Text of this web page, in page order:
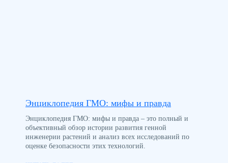
Энциклопедия ГМО: мифы и правда
Энциклопедия ГМО: мифы и правда – это полный и
объективный обзор истории развития генной
инженерии растений и анализ всех исследований по
оценке безопасности этих технологий.